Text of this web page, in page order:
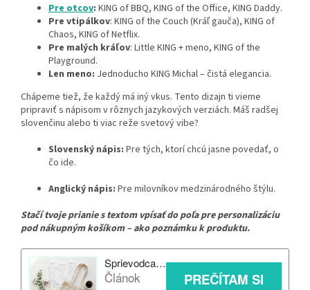
Pre otcov: KING of BBQ, KING of the Office, KING Daddy.
Pre vtipálkov: KING of the Couch (Kráľ gauča), KING of
Chaos, KING of Netflix.
Pre malých kráľov: Little KING + meno, KING of the
Playground.
Len meno: Jednoducho KING Michal – čistá elegancia.
Chápeme tiež, že každý má iný vkus. Tento dizajn ti vieme
pripraviť s nápisom v rôznych jazykových verziách. Máš radšej
slovenčinu alebo ti viac reže svetový vibe?
Slovenský nápis: Pre tých, ktorí chcú jasne povedať, o
čo ide.
Anglický nápis: Pre milovníkov medzinárodného štýlu.
Stačí tvoje prianie s textom vpísať do poľa pre personalizáciu
pod nákupným košíkom – ako poznámku k produktu.